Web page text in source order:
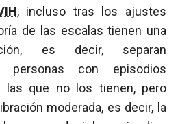
, incluso tras los ajustes
de las escalas tienen una
es decir, separan
personas con episodios
las que no los tienen, pero
moderada, es decir, la